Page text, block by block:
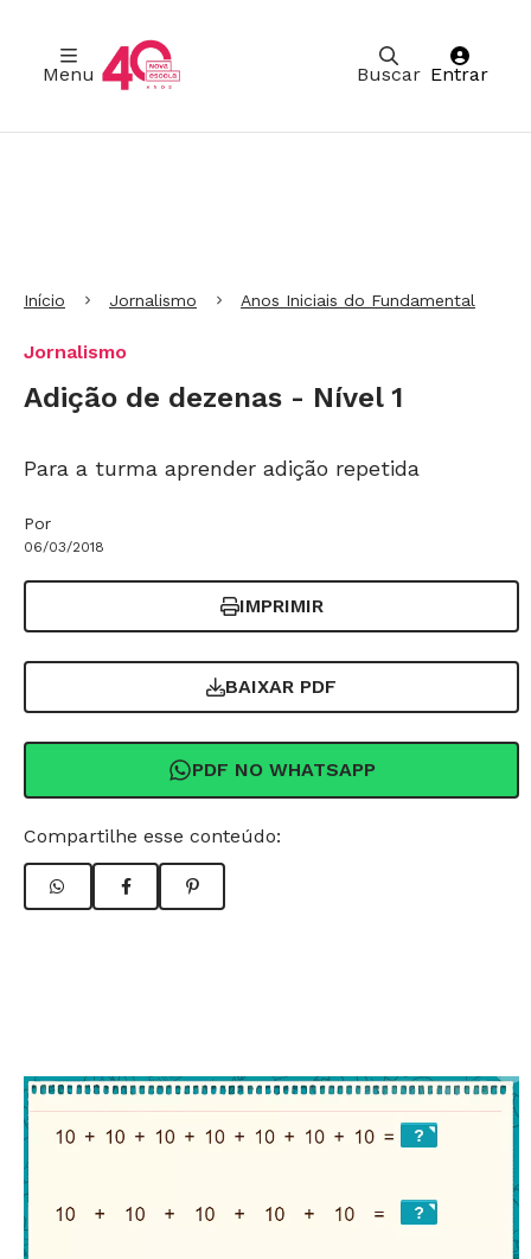
Buscar
Menu Entrar
Início Jornalismo Anos Iniciais do Fundamental
Jornalismo
Adição de dezenas - Nível 1
Para a turma aprender adição repetida
Por
06/03/2018
IMPRIMIR
BAIXAR PDF
PDF NO WHATSAPP
Compartilhe esse conteúdo: